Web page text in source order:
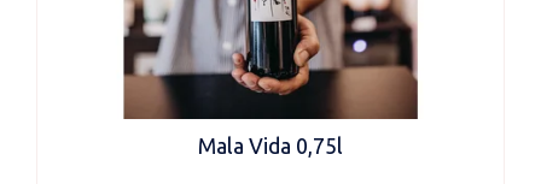
Mala Vida 0,75l